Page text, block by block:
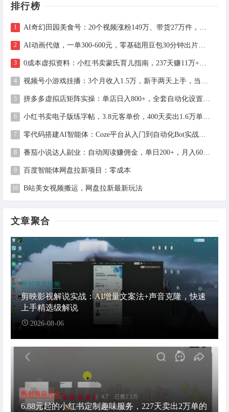
排行榜
百度智能体网盘拉新项目：零成本
B站美女视频搬运，网盘拉新最新玩法
文章聚合
网创项目经验
剪映影视解说实战：AI增量文案法+声音克隆，快速
上手精选级解说
2026-08-06
网创项目大全
6.88元起的小红书定制趣味服务，227天卖出2万单的